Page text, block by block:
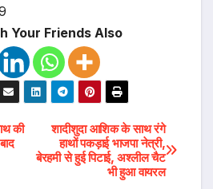
Your Friends Also
शादीशुदा आशिक के सा​थ रंगे
हाथों पकड़ाई भाजपा नेत्री,
बेरहमी से हुई पिटाई, अश्लील चैट
भी हुआ वायरल
की